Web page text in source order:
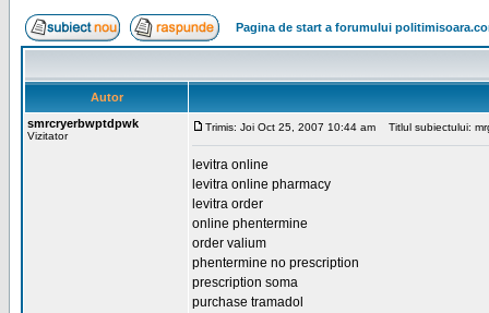
Pagina de start a forumului
Autor
smrcryerbwptdpwk
Vizitator
Trimis: Joi Oct 25, 2007 10:44 am Titlul subiectului:
levitra online
levitra online pharmacy
levitra order
online phentermine
order valium
phentermine no prescription
prescription soma
purchase tramadol